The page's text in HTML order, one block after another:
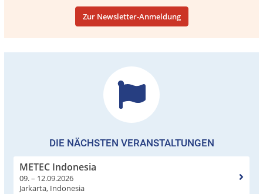
Zur Newsletter-Anmeldung
DIE NÄCHSTEN VERANSTALTUNGEN
METEC Indonesia
09. – 12.09.2026
Jarkarta, Indonesia